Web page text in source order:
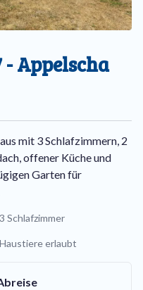
Appelscha
mit 3 Schlafzimmern, 2
offener Küche und
Garten für
3 Schlafzimmer
Haustiere erlaubt